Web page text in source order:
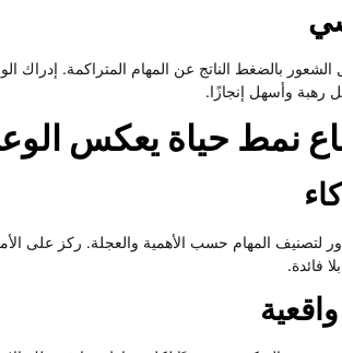
الشعور بالضغط الناتج عن المهام المتراكمة.
رهبة وأسهل إنجازًا.
نمط حياة يعكس
لتصنيف المهام حسب الأهمية والعجلة. ركز على
فائدة.